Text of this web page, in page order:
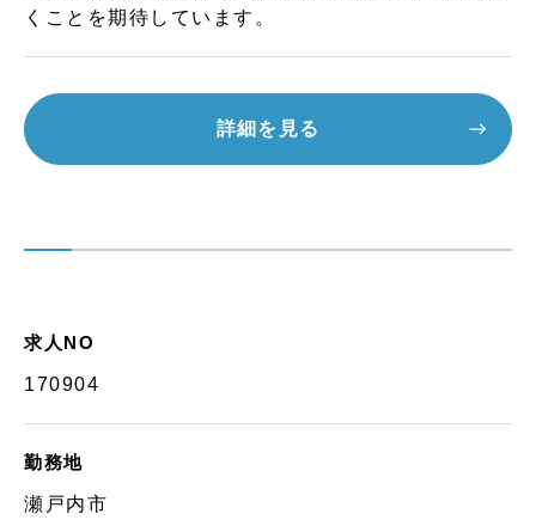
くことを期待しています。
詳細を見る
求人NO
170904
勤務地
瀬戸内市